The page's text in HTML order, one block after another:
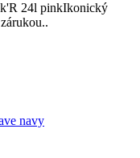
24l pinkIkonický